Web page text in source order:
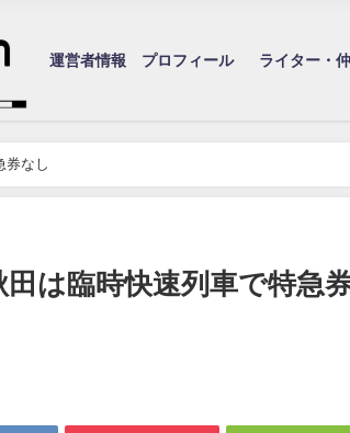
運営者情報 プロフィール ライター・
券なし
は臨時快速列車で特急